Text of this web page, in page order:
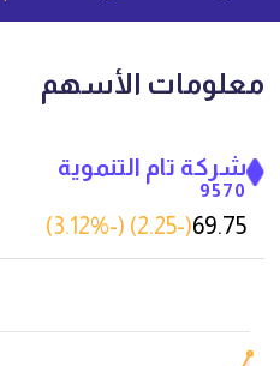
معلومات الأسهم
شركة تام التنموية
9570
69.75
(
-2.25
) (
-3.12
%)